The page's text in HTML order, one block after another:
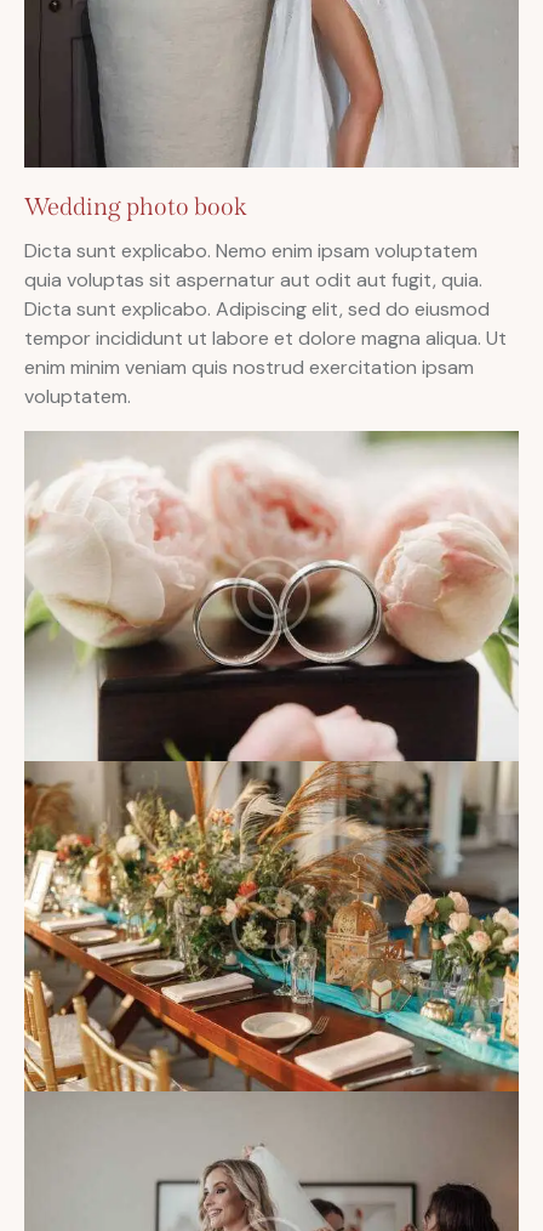
Wedding photo book
Dicta sunt explicabo. Nemo enim ipsam voluptatem
quia voluptas sit aspernatur aut odit aut fugit, quia.
Dicta sunt explicabo. Adipiscing elit, sed do eiusmod
tempor incididunt ut labore et dolore magna aliqua. Ut
enim minim veniam quis nostrud exercitation ipsam
voluptatem.